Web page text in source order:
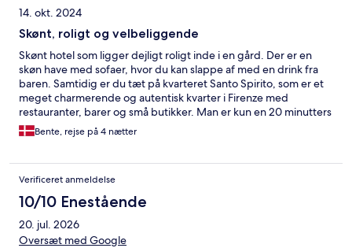
14. okt. 2024
Skønt, roligt og velbeliggende
Skønt hotel som ligger dejligt roligt inde i en gård. Der er en
skøn have med sofaer, hvor du kan slappe af med en drink fra
baren. Samtidig er du tæt på kvarteret Santo Spirito, som er et
meget charmerende og autentisk kvarter i Firenze med
restauranter, barer og små butikker. Man er kun en 20 minutters
gåtur fra Ponte Vecchio. Personalet er meget flinke og
hjælpsomme. Værelserne er dejlige med en god stor seng. Et
Bente, rejse på 4 nætter
Verificeret anmeldelse
10/10 Enestående
20. jul. 2026
Oversæt med Google